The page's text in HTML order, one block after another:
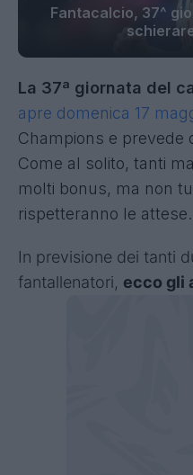
Fantacalcio, 37^
La 37ª giornata del
apre domenica 17
Champions e prevede
Come al solito, tanti
molti bonus, ma non
rispetteranno le attese.
In previsione dei tanti
fantallenatori, ecco gli